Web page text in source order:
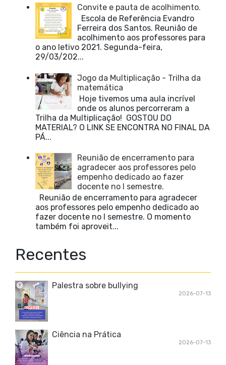
Convite e pauta de acolhimento.
Escola de Referência Evandro
Ferreira dos Santos. Reunião de
acolhimento aos professores para
o ano letivo 2021. Segunda-feira,
29/03/202...
Jogo da Multiplicação - Trilha da
matemática
Hoje tivemos uma aula incrível
onde os alunos percorreram a
Trilha da Multiplicação! GOSTOU DO
MATERIAL? O LINK SE ENCONTRA NO FINAL DA
PÁ...
Reunião de encerramento para
agradecer aos professores pelo
empenho dedicado ao fazer
docente no I semestre.
Reunião de encerramento para agradecer
aos professores pelo empenho dedicado ao
fazer docente no I semestre. O momento
também foi aproveit...
Recentes
Palestra sobre bullying
2026-07-13
Ciência na Prática
2026-07-13